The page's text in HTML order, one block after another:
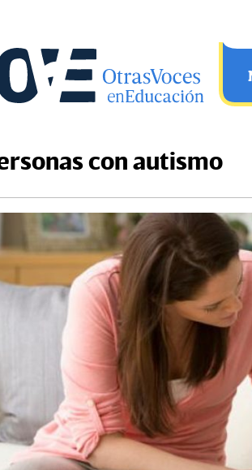
OtrasVocesenEducacion.org
con autismo